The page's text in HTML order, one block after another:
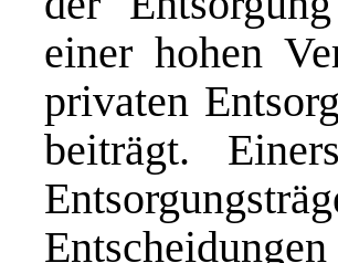
einer hohen
privaten
beiträgt.